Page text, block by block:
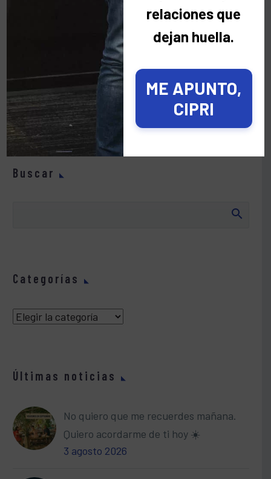
Los comentarios están cerrados.
Buscar
Categorías
Categorías
Últimas noticias
No quiero que me recuerdes mañana.
Quiero acordarme de ti hoy ☀️
3 agosto 2026
relaciones que
dejan huella.
ME APUNTO,
CIPRI